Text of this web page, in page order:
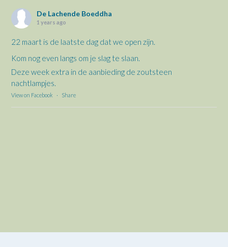
De Lachende Boeddha
1 years ago
22 maart is de laatste dag dat we open zijn.
Kom nog even langs om je slag te slaan.
Deze week extra in de aanbieding de zoutsteen
nachtlampjes.
View on Facebook · Share